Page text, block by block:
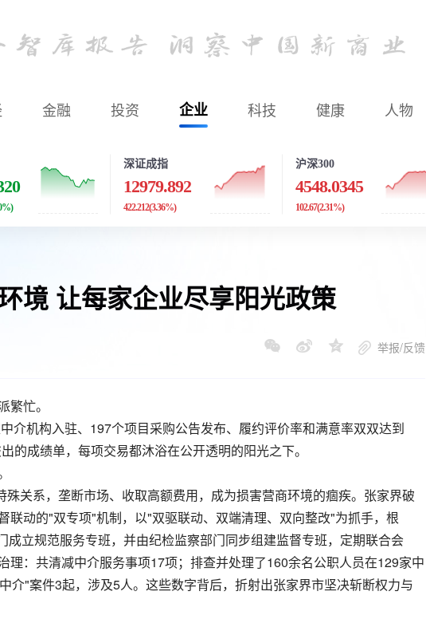
金融 投资 企业 科技 健康 人物
深证成指
12979.892
422.212(3.36%)
沪深300
4548.0345
102.67(2.31%)
境 让每家企业尽享阳光政策
举报/反馈
忙。
介机构入驻、197个项目采购公告发布、履约评价率和满意率双双达到
的成绩单，每项交易都沐浴在公开透明的阳光之下。
关系，垄断市场、收取高额费用，成为损害营商环境的痼疾。张家界破
联动的"双专项"机制，以"双驱联动、双端清理、双向整改"为抓手，根
立规范服务专班，并由纪检监察部门同步组建监督专班，定期联合会
理：共清减中介服务事项17项；排查并处理了160余名公职人员在129家中
介"案件3起，涉及5人。这些数字背后，折射出张家界市坚决斩断权力与